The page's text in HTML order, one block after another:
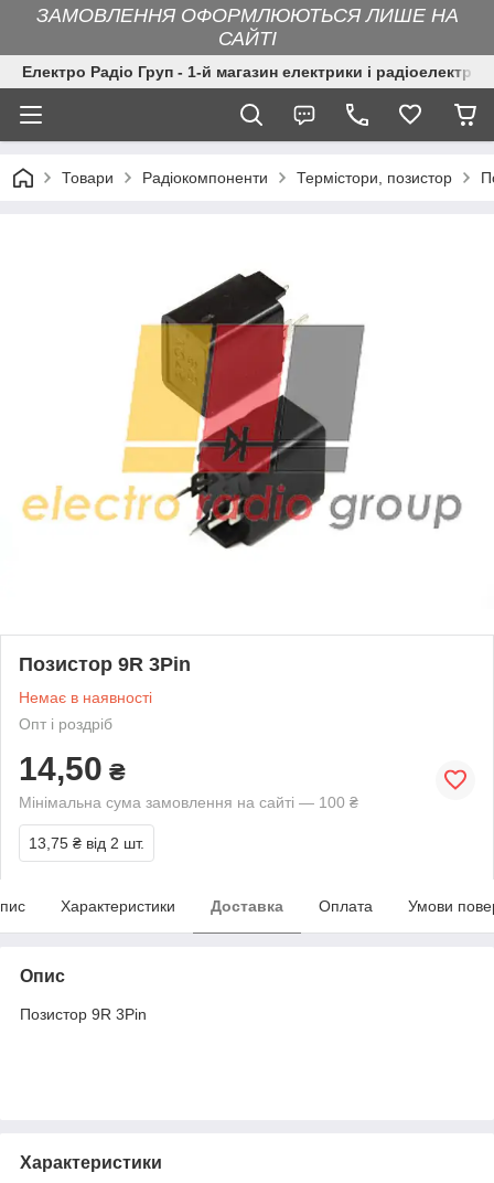
ЗАМОВЛЕННЯ ОФОРМЛЮЮТЬСЯ ЛИШЕ НА
САЙТІ
Електро Радіо Груп - 1-й магазин електрики і
Товари Радіокомпоненти Термістори, позистор
Позистор 9R 3Pin
Немає в наявності
Опт і роздріб
14,50 ₴
Мінімальна сума замовлення на сайті — 100 ₴
13,75 ₴ від 2 шт.
Характеристики Доставка Оплата Умови
Опис
Позистор 9R 3Pin
Характеристики